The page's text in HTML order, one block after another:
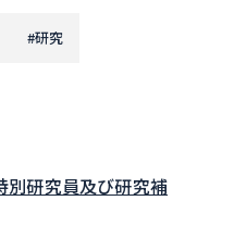
#研究
別研究員及び研究補